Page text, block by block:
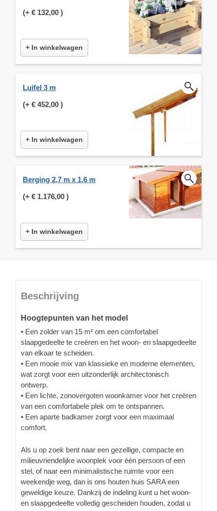
(+ € 132,00 )
+ In winkelwagen
Luifel 3 m
(+ € 452,00 )
+ In winkelwagen
Berging 2,7 m x 1,6 m
(+ € 1.176,00 )
+ In winkelwagen
Beschrijving
Hoogtepunten van het model
• Een zolder van 15 m² om een comfortabel
slaapgedeelte te creëren en het woon- en slaapgedeelte
van elkaar te scheiden.
• Een mooie mix van klassieke en moderne elementen,
wat zorgt voor een uitzonderlijk architectonisch
ontwerp.
• Een lichte, zonovergoten woonkamer voor het creëren
van een comfortabele plek om te ontspannen.
• Een aparte badkamer zorgt voor een maximaal
comfort.
Als u op zoek bent naar een gezellige, compacte en
milieuvriendelijke woonplek voor één persoon of een
stel, of naar een minimalistische ruimte voor een
weekendje weg, dan is ons houten huis SARA een
geweldige keuze. Dankzij de indeling kunt u het woon-
en slaapgedeelte volledig gescheiden houden, zodat u